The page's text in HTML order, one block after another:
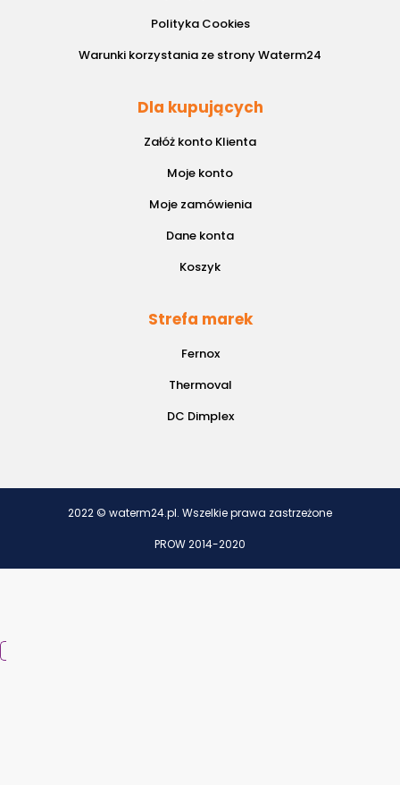
Polityka Cookies
Warunki korzystania ze strony Waterm24
Dla kupujących
Załóż konto Klienta
Moje konto
Moje zamówienia
Dane konta
Koszyk
Strefa marek
Fernox
Thermoval
DC Dimplex
2022 © waterm24.pl. Wszelkie prawa zastrzeżone
PROW 2014-2020